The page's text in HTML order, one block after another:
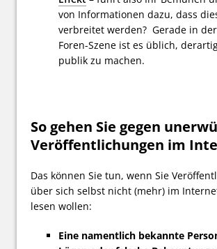
von Informationen dazu, dass
verbreitet werden? Gerade in
Foren-Szene ist es üblich,
publik zu machen.
So gehen Sie gegen
Veröffentlichungen im
Das können Sie tun, wenn Sie
über sich selbst nicht (mehr) im
lesen wollen:
Eine namentlich bekannte